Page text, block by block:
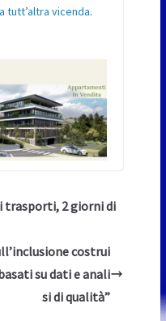
tutt’altra vicenda.
trasporti, 2 giorni di
costrui
su dati e anali
si di qualità”